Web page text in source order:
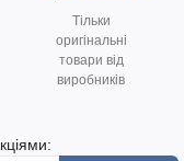
Тільки
оригінальні
товари від
виробників